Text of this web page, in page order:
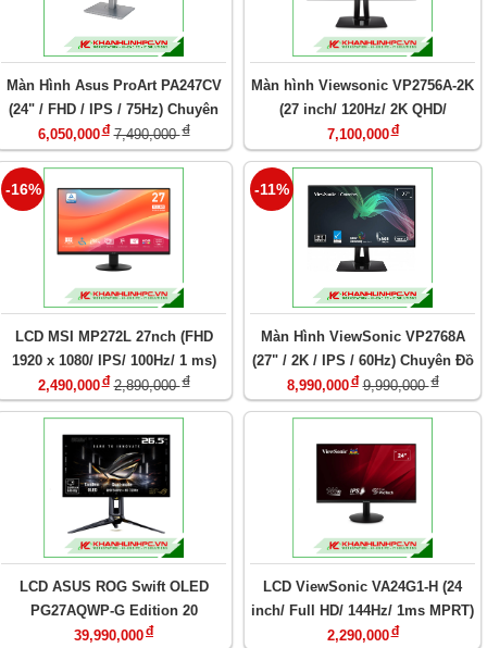
Màn Hình Asus ProArt PA247CV
(24" / FHD / IPS / 75Hz) Chuyên
Đồ Họa
6,050,000đ 7,490,000đ
Màn hình Viewsonic VP2756A-2K
(27 inch/ 120Hz/ 2K QHD/
Pantone Validated/ 90W USB-C)
7,100,000đ
-16%
LCD MSI MP272L 27nch (FHD
1920 x 1080/ IPS/ 100Hz/ 1 ms)
2,490,000đ 2,890,000đ
-11%
Màn Hình ViewSonic VP2768A
(27" / 2K / IPS / 60Hz) Chuyên Đồ
Họa
8,990,000đ 9,990,000đ
LCD ASUS ROG Swift OLED
PG27AQWP-G Edition 20
39,990,000đ
LCD ViewSonic VA24G1-H (24
inch/ Full HD/ 144Hz/ 1ms MPRT)
2,290,000đ